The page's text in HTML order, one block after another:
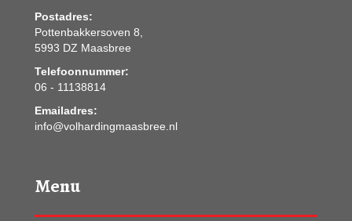
Postadres:
Pottenbakkersoven 8,
5993 DZ Maasbree
Telefoonnummer:
06 - 11138814
Emailadres:
info@volhardingmaasbree.nl
Menu